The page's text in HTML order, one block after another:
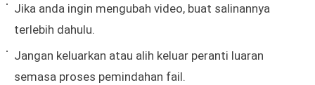
Jika anda ingin mengubah video, buat salinannya
terlebih dahulu.
Jangan keluarkan atau alih keluar peranti luaran
semasa proses pemindahan fail.